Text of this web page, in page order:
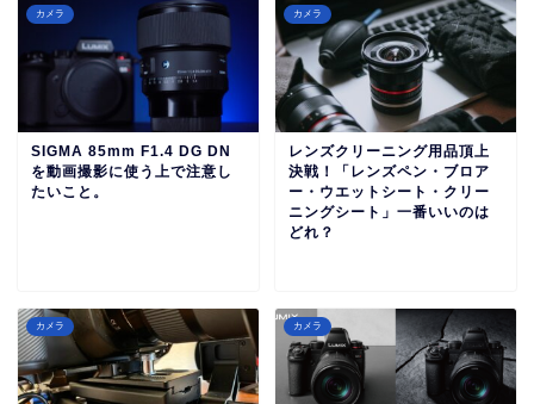
カメラ
SIGMA 85mm F1.4 DG DN
を動画撮影に使う上で注意し
たいこと。
カメラ
レンズクリーニング用品頂上
決戦！「レンズペン・ブロア
ー・ウエットシート・クリー
ニングシート」一番いいのは
どれ？
カメラ カメラ